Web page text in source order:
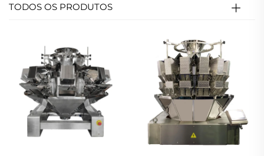
TODOS OS PRODUTOS